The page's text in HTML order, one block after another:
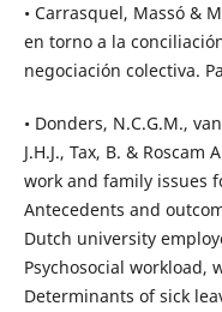
• Carrasquel, Massó &
en torno a la
negociación colectiva.
• Donders, N.C.G.M.,
J.H.J., Tax, B. &
work and family issues
Antecedents and
Dutch university
Psychosocial workload,
Determinants of sick